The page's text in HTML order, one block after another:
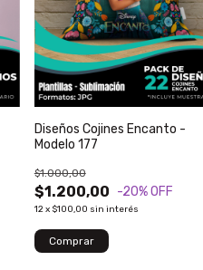
Diseños Cojines Encanto -
Modelo 177
$1.200,00
$1.000,00
-20% OFF
12x $100,00 sin interés